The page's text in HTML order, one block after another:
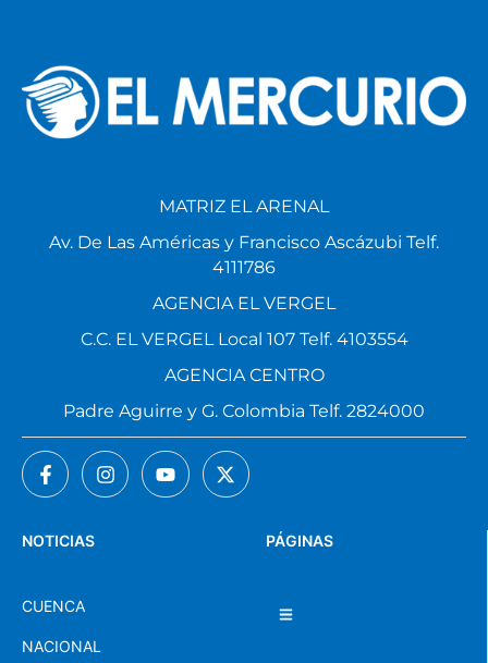
PÁGINAS
NOTICIAS
CUENCA
NACIONAL
MATRIZ EL ARENAL
Av. De Las Américas y Francisco Ascázubi Telf.
4111786
AGENCIA EL VERGEL
C.C. EL VERGEL Local 107 Telf. 4103554
AGENCIA CENTRO
Padre Aguirre y G. Colombia Telf. 2824000